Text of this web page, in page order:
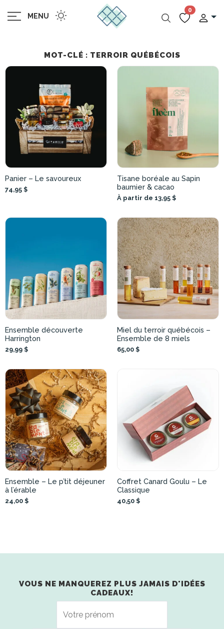
MENU
0
MOT-CLÉ : TERROIR QUÉBÉCOIS
Panier – Le savoureux
74,95 $
Tisane boréale au Sapin
baumier & cacao
À partir de 13,95 $
Ensemble découverte
Harrington
29,99 $
Miel du terroir québécois –
Ensemble de 8 miels
65,00 $
Ensemble – Le p’tit déjeuner
à l’érable
24,00 $
Coffret Canard Goulu – Le
Classique
40,50 $
VOUS NE MANQUEREZ PLUS JAMAIS D'IDÉES
CADEAUX!